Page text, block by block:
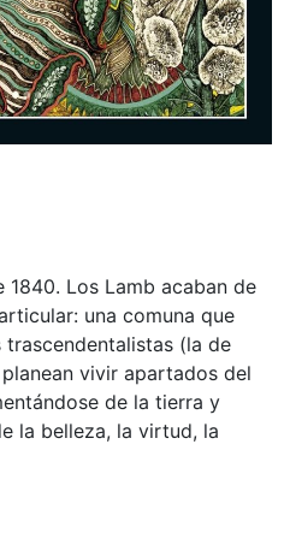
1840. Los Lamb acaban de
una comuna que
(la de
vivir apartados del
de la tierra y
la belleza, la virtud, la